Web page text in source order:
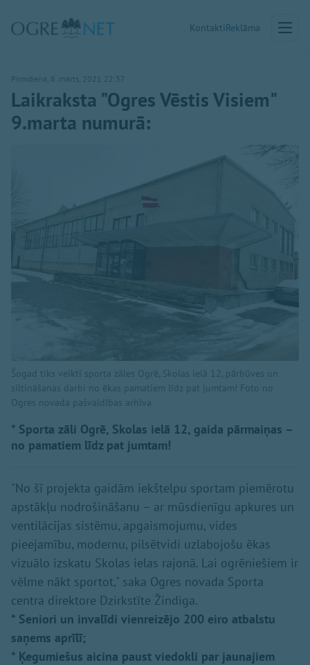
KontaktiReklāma
Pirmdiena, 8. marts, 2021 22:37
Laikraksta "Ogres Vēstis Visiem"
9.marta numurā:
Šogad tiks veikti sporta zāles Ogrē, Skolas ielā 12, pārbūves un
siltināšanas darbi no ēkas pamatiem līdz pat jumtam! Foto no
Ogres novada pašvaldības arhīva
* Sporta zāli Ogrē, Skolas ielā 12, gaida pārmaiņas –
no pamatiem līdz pat jumtam!
"No šī projekta gaidām iekštelpu sportam piemērotu
apstākļu nodrošināšanu – ar mūsdienīgu apkures un
ventilācijas sistēmu, apgaismojumu, vides
pieejamību, modernu, pilsētvidi uzlabojošu ēkas
vizuālo izskatu Skolas ielas rajonā. Lai ogrēniešiem ir
vēlme nākt sportot," saka Ogres novada Sporta
centra direktore Dzirkstīte Žindiga.
* Seniori un invalīdi vienreizējo 200 eiro atbalstu
saņems aprīlī;
* Ķegumiešus aicina paust viedokli par jaunajiem